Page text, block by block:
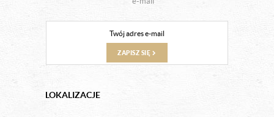
ZAPISZ SIĘ
LOKALIZACJE